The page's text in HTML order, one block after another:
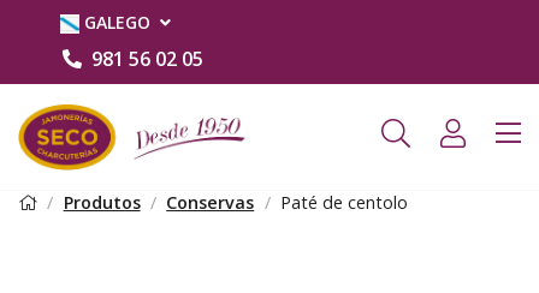
GALEGO
981 56 02 05
Produtos Conservas Paté de centolo